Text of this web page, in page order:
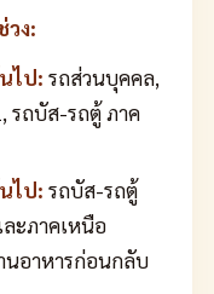
วง:
ไป: รถส่วนบุคคล,
รถบัส-รถตู้ ภาค
ไป: รถบัส-รถตู้
ะภาคเหนือ
นอาหารก่อนกลับ